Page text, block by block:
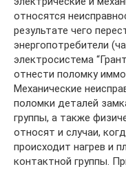
относятся
результате чего
энергопотребители
электросистема
отнести поломку
Механические
поломки деталей
группы, а также
относят и случаи,
происходит нагрев и
контактной группы.